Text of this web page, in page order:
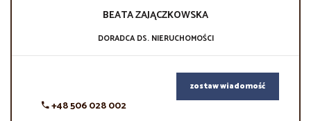
BEATAZAJĄCZKOWSKA
DORADCA DS. NIERUCHOMOŚCI
+48 506 028 002
zostaw wiadomość